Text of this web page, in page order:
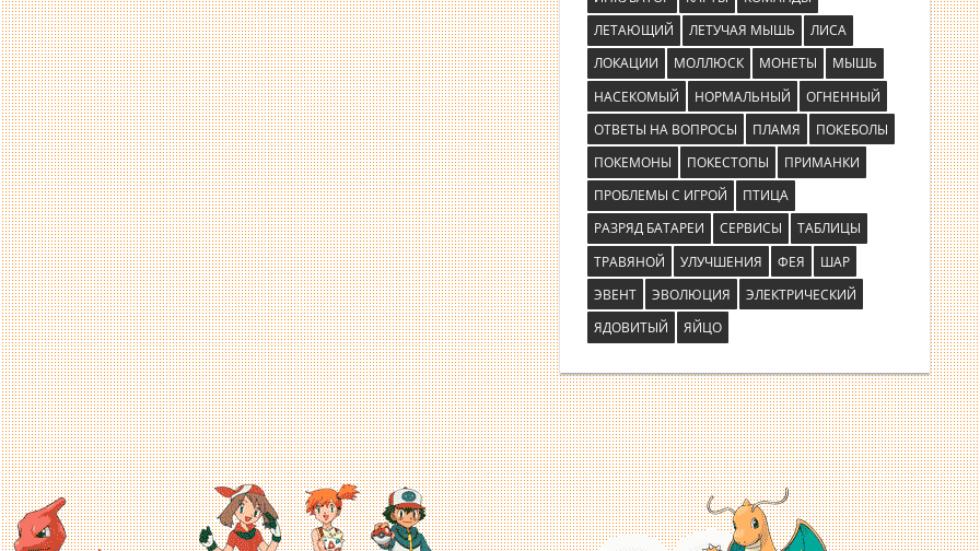
ЛЕТАЮЩИЙ
ЛЕТУЧАЯ МЫШЬ
ЛИСА
ЛОКАЦИИ
МОЛЛЮСК МОНЕТЫ
МЫШЬ
НАСЕКОМЫЙ
НОРМАЛЬНЫЙ
ОГНЕННЫЙ
ОТВЕТЫ НА ВОПРОСЫ
ПЛАМЯ
ПОКЕБОЛЫ
ПОКЕМОНЫ
ПОКЕСТОПЫ
ПРИМАНКИ
ПРОБЛЕМЫ С ИГРОЙ
ПТИЦА
РАЗРЯД БАТАРЕИ
СЕРВИСЫ
ТАБЛИЦЫ
ТРАВЯНОЙ
УЛУЧШЕНИЯ ФЕЯ
ШАР
ЭВЕНТ
ЭВОЛЮЦИЯ
ЭЛЕКТРИЧЕСКИЙ
ЯДОВИТЫЙ
ЯЙЦО